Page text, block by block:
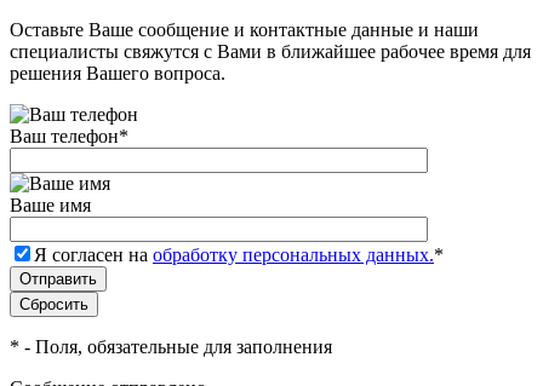
Оставьте Ваше сообщение и контактные данные и наши
специалисты свяжутся с Вами в ближайшее рабочее время для
решения Вашего вопроса.
Ваш телефон*
Ваше имя
Я согласен на обработку персональных данных.*
* - Поля, обязательные для заполнения